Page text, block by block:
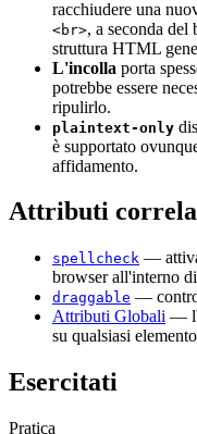
racchiudere una
<br>, a seconda del
struttura HTML
L'incolla porta
potrebbe essere
ripulirlo.
plaintext-only
è supportato
affidamento.
Attributi
spellcheck —
browser all'interno
draggable —
Attributi Globali —
su qualsiasi
Esercitati
Pratica